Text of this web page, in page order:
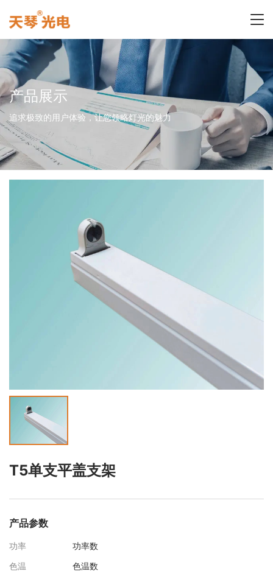
产品展示
追求极致的用户体验，让您领略灯光的魅力
T5单支平盖支架
产品参数
功率
功率数
色温
色温数